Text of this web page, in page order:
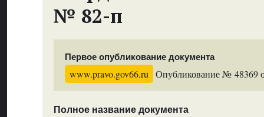
№ 82-п
Первое опубликование документа
www.pravo.gov66.ru Опубликование № 48369
Полное название документа